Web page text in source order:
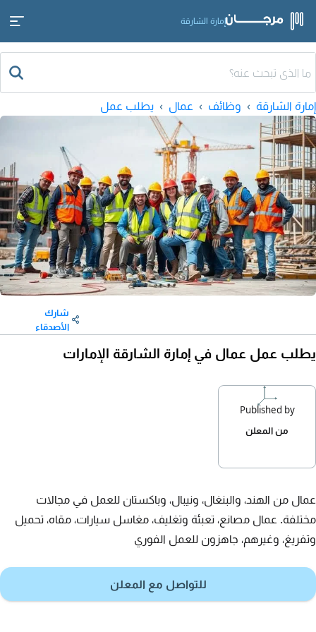
إمارة الشارقة
إمارة الشارقة وظائف عمال يطلب عمل
شارك
الأصدقاء
يطلب عمل عمال في إمارة الشارقة الإمارات
Published by
من المعلن
عمال من الهند، والبنغال، ونيبال، وباكستان للعمل في مجالات
مختلفة. عمال مصانع، تعبئة وتغليف، مغاسل سيارات، مقاه، تحميل
وتفريغ، وغيرهم، جاهزون للعمل الفوري
للتواصل مع المعلن